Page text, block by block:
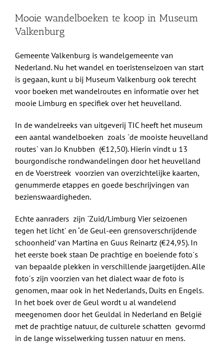
Mooie wandelboeken te koop in Museum
Valkenburg
Gemeente Valkenburg is wandelgemeente van
Nederland. Nu het wandel en toeristenseizoen van start
is gegaan, kunt u bij Museum Valkenburg ook terecht
voor boeken met wandelroutes en informatie over het
mooie Limburg en specifiek over het heuvelland.
In de wandelreeks van uitgeverij TIC heeft het museum
een aantal wandelboeken zoals `de mooiste heuvelland
routes` van Jo Knubben (€12,50). Hierin vindt u 13
bourgondische rondwandelingen door het heuvelland
en de Voerstreek voorzien van overzichtelijke kaarten,
genummerde etappes en goede beschrijvingen van
bezienswaardigheden.
Echte aanraders zijn `Zuid/Limburg Vier seizoenen
tegen het licht` en ‘de Geul-een grensoverschrijdende
schoonheid’ van Martina en Guus Reinartz (€24,95). In
het eerste boek staan De prachtige en boeiende foto´s
van bepaalde plekken in verschillende jaargetijden. Alle
foto´s zijn voorzien van het dialect waar de foto is
genomen, maar ook in het Nederlands, Duits en Engels.
In het boek over de Geul wordt u al wandelend
meegenomen door het Geuldal in Nederland en België
met de prachtige natuur, de culturele schatten gevormd
in de lange wisselwerking tussen natuur en mens.